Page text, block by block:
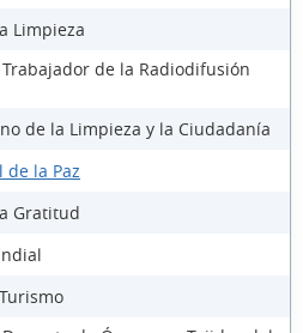
Limpieza
de la Radiodifusión
de la Limpieza y la Ciudadanía
la Paz
Gratitud